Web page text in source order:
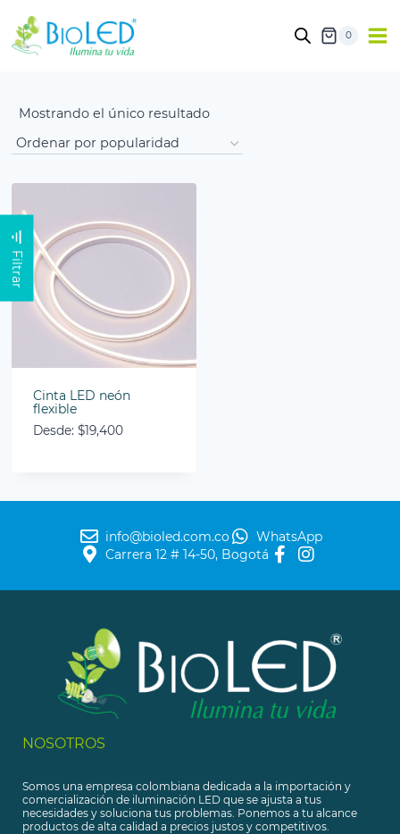
0
Filtrar
Mostrando el único resultado
Cinta LED neón
flexible
Desde: $19,400
info@bioled.com.co
WhatsApp
Carrera 12 # 14-50, Bogotá
NOSOTROS
Somos una empresa colombiana dedicada a la importación y
comercialización de iluminación LED que se ajusta a tus
necesidades y soluciona tus problemas. Ponemos a tu alcance
productos de alta calidad a precios justos y competitivos.